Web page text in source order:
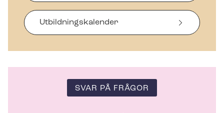
s
i
t
Ut­bild­nings­ka­len­der
SVAR PÅ FRÅGOR